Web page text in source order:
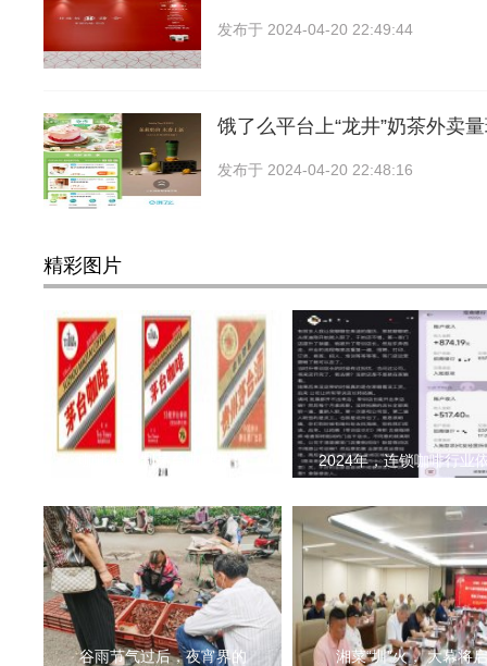
发布于 2024-04-20 22:49:44
饿了么平台上“龙井”奶茶外卖
发布于 2024-04-20 22:48:16
精彩图片
咖啡馆自制茅台咖啡被罚 2024年，连锁咖啡行业
谷雨节气过后，夜宵界的 湘菜“圳”火， 大幕将启